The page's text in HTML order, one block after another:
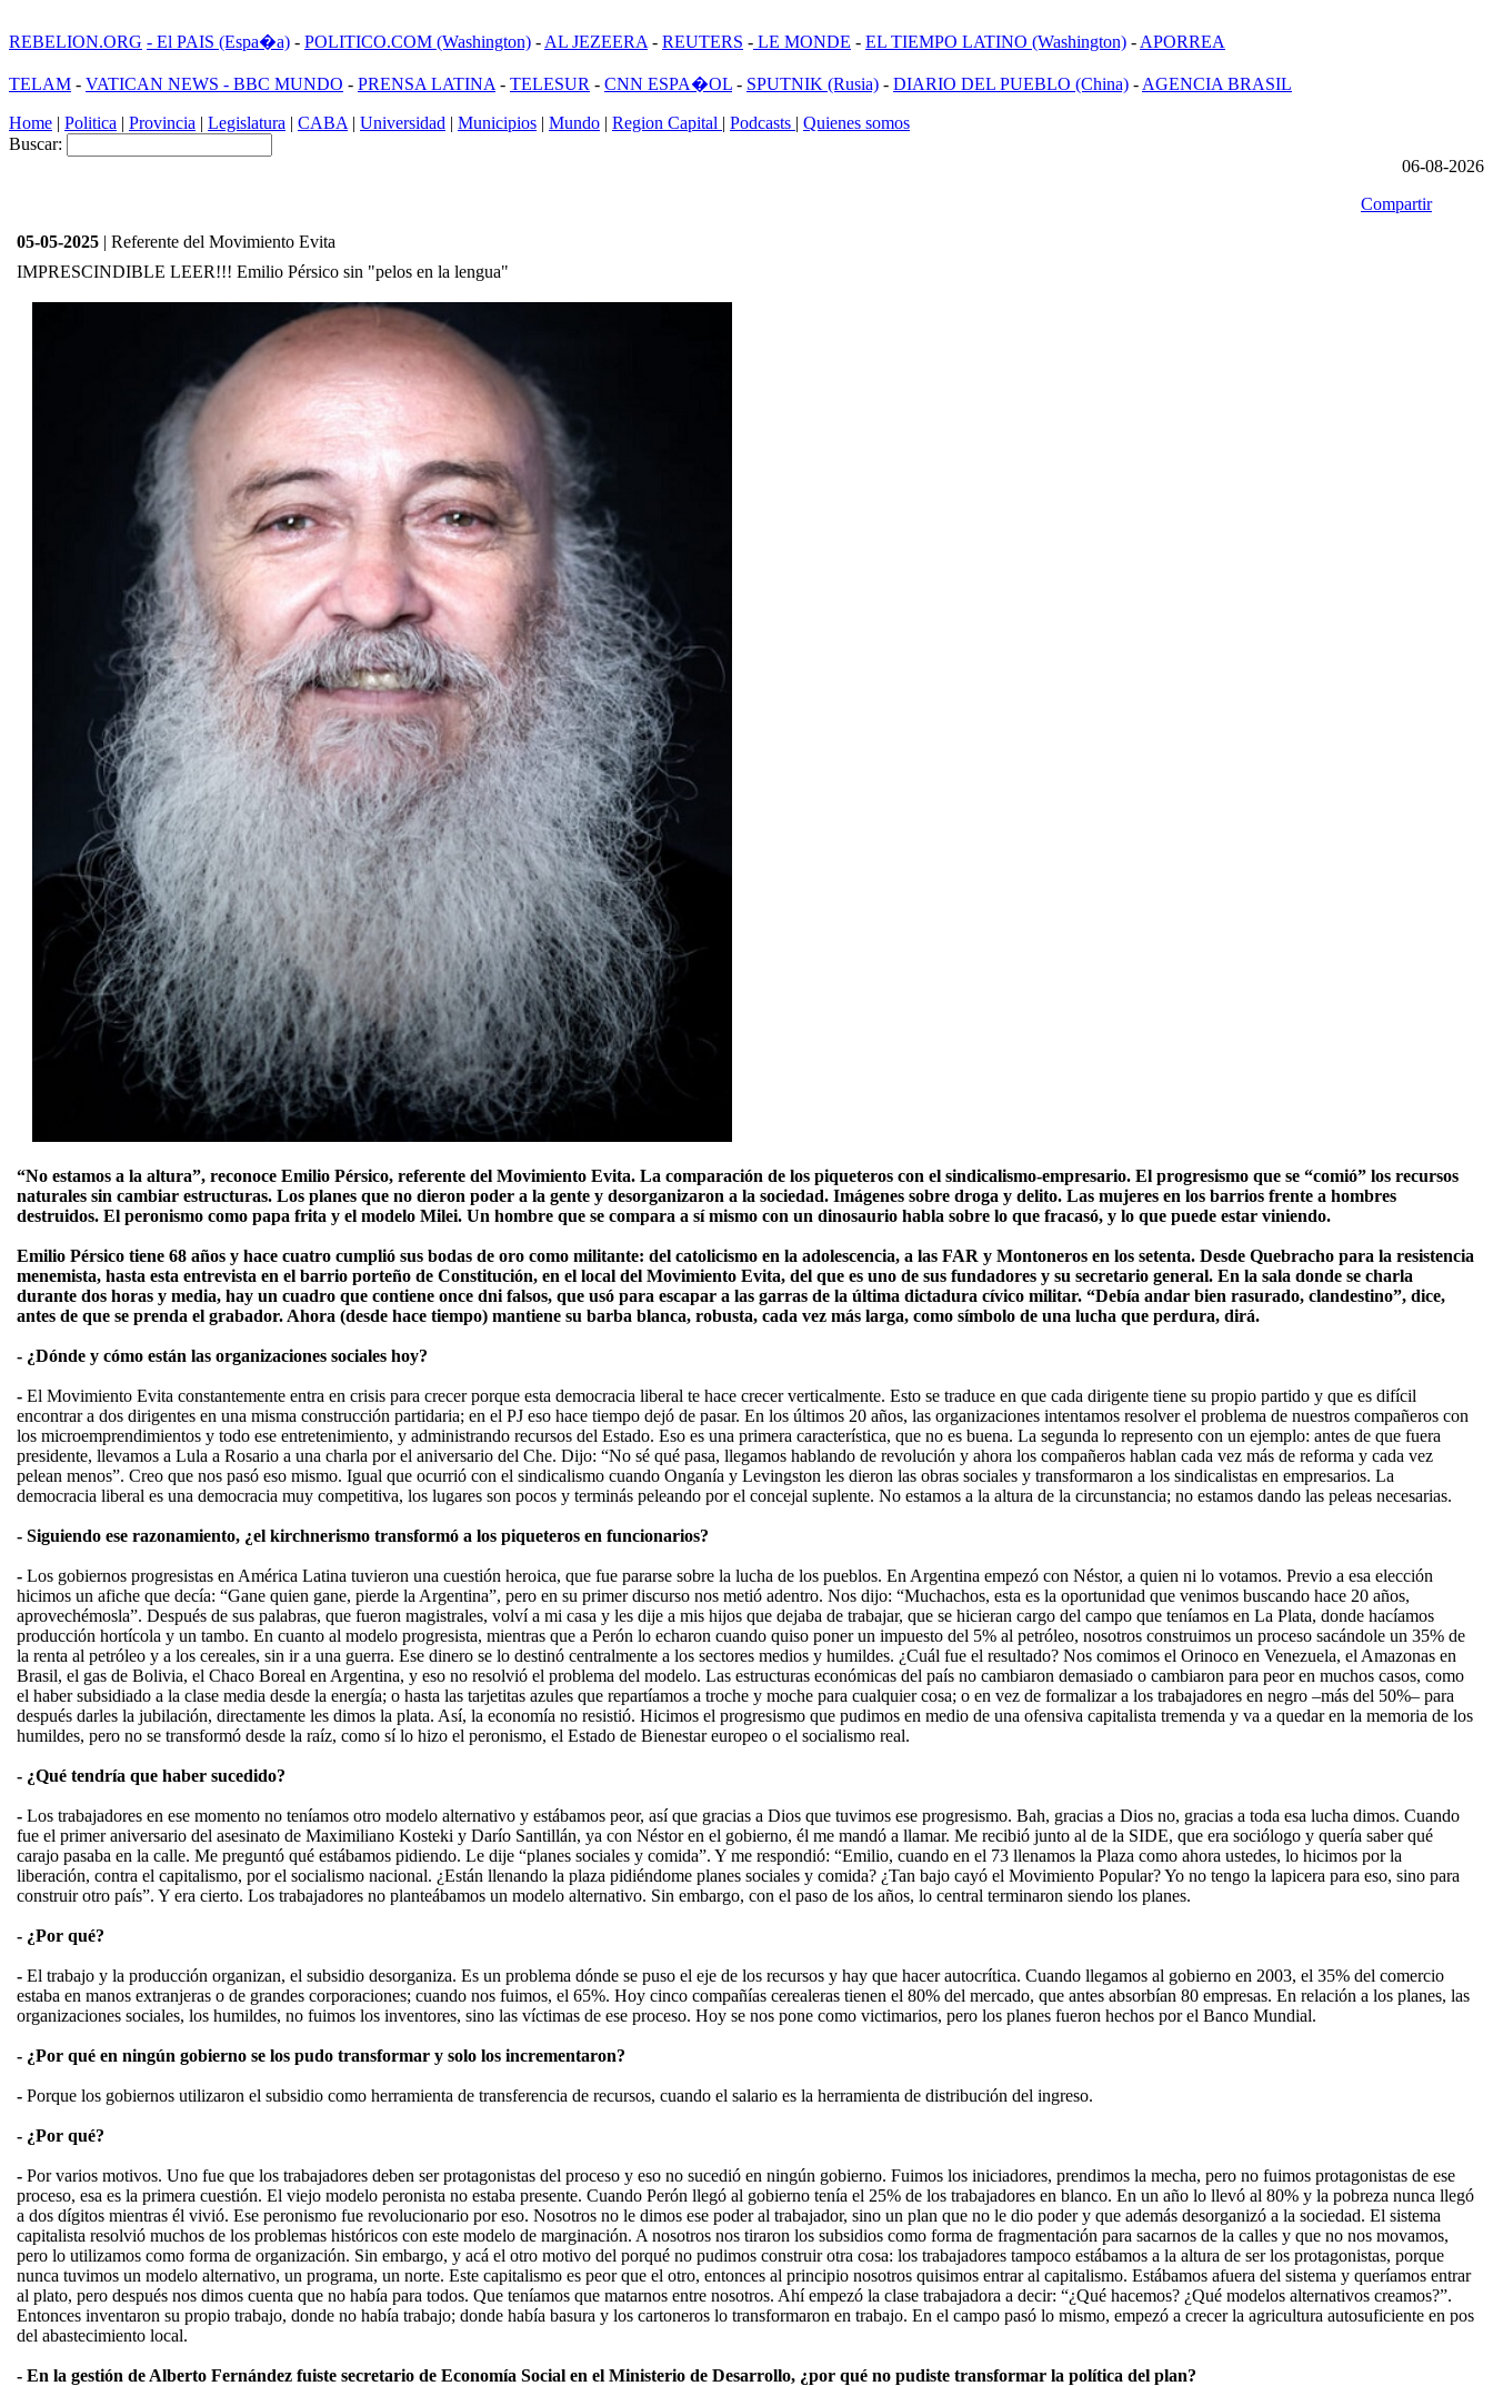
REBELION.ORG - El PAIS (Espa�a) - POLITICO.COM (Washington) - AL JEZEERA - REUTERS - LE MONDE - EL TIEMPO LATINO (Washington) - APORREA
TELAM - VATICAN NEWS - BBC MUNDO - PRENSA LATINA - TELESUR - CNN ESPA�OL - SPUTNIK (Rusia) - DIARIO DEL PUEBLO (China) - AGENCIA BRASIL
Home | Politica | Provincia | Legislatura | CABA | Universidad | Municipios | Mundo | Region Capital | Podcasts | Quienes somos
Buscar:
06-08-2026
Compartir
05-05-2025 | Referente del Movimiento Evita
IMPRESCINDIBLE LEER!!! Emilio Pérsico sin "pelos en la lengua"
“No estamos a la altura”, reconoce Emilio Pérsico, referente del Movimiento Evita. La comparación de los piqueteros con el sindicalismo-empresario. El progresismo que se “comió” los recursos
naturales sin cambiar estructuras. Los planes que no dieron poder a la gente y desorganizaron a la sociedad. Imágenes sobre droga y delito. Las mujeres en los barrios frente a hombres
destruidos. El peronismo como papa frita y el modelo Milei. Un hombre que se compara a sí mismo con un dinosaurio habla sobre lo que fracasó, y lo que puede estar viniendo.
Emilio Pérsico tiene 68 años y hace cuatro cumplió sus bodas de oro como militante: del catolicismo en la adolescencia, a las FAR y Montoneros en los setenta. Desde Quebracho para la resistencia
menemista, hasta esta entrevista en el barrio porteño de Constitución, en el local del Movimiento Evita, del que es uno de sus fundadores y su secretario general. En la sala donde se charla
durante dos horas y media, hay un cuadro que contiene once dni falsos, que usó para escapar a las garras de la última dictadura cívico militar. “Debía andar bien rasurado, clandestino”, dice,
antes de que se prenda el grabador. Ahora (desde hace tiempo) mantiene su barba blanca, robusta, cada vez más larga, como símbolo de una lucha que perdura, dirá.
- ¿Dónde y cómo están las organizaciones sociales hoy?
- El Movimiento Evita constantemente entra en crisis para crecer porque esta democracia liberal te hace crecer verticalmente. Esto se traduce en que cada dirigente tiene su propio partido y que es difícil
encontrar a dos dirigentes en una misma construcción partidaria; en el PJ eso hace tiempo dejó de pasar. En los últimos 20 años, las organizaciones intentamos resolver el problema de nuestros compañeros con
los microemprendimientos y todo ese entretenimiento, y administrando recursos del Estado. Eso es una primera característica, que no es buena. La segunda lo represento con un ejemplo: antes de que fuera
presidente, llevamos a Lula a Rosario a una charla por el aniversario del Che. Dijo: “No sé qué pasa, llegamos hablando de revolución y ahora los compañeros hablan cada vez más de reforma y cada vez
pelean menos”. Creo que nos pasó eso mismo. Igual que ocurrió con el sindicalismo cuando Onganía y Levingston les dieron las obras sociales y transformaron a los sindicalistas en empresarios. La
democracia liberal es una democracia muy competitiva, los lugares son pocos y terminás peleando por el concejal suplente. No estamos a la altura de la circunstancia; no estamos dando las peleas necesarias.
- Siguiendo ese razonamiento, ¿el kirchnerismo transformó a los piqueteros en funcionarios?
- Los gobiernos progresistas en América Latina tuvieron una cuestión heroica, que fue pararse sobre la lucha de los pueblos. En Argentina empezó con Néstor, a quien ni lo votamos. Previo a esa elección
hicimos un afiche que decía: “Gane quien gane, pierde la Argentina”, pero en su primer discurso nos metió adentro. Nos dijo: “Muchachos, esta es la oportunidad que venimos buscando hace 20 años,
aprovechémosla”. Después de sus palabras, que fueron magistrales, volví a mi casa y les dije a mis hijos que dejaba de trabajar, que se hicieran cargo del campo que teníamos en La Plata, donde hacíamos
producción hortícola y un tambo. En cuanto al modelo progresista, mientras que a Perón lo echaron cuando quiso poner un impuesto del 5% al petróleo, nosotros construimos un proceso sacándole un 35% de
la renta al petróleo y a los cereales, sin ir a una guerra. Ese dinero se lo destinó centralmente a los sectores medios y humildes. ¿Cuál fue el resultado? Nos comimos el Orinoco en Venezuela, el Amazonas en
Brasil, el gas de Bolivia, el Chaco Boreal en Argentina, y eso no resolvió el problema del modelo. Las estructuras económicas del país no cambiaron demasiado o cambiaron para peor en muchos casos, como
el haber subsidiado a la clase media desde la energía; o hasta las tarjetitas azules que repartíamos a troche y moche para cualquier cosa; o en vez de formalizar a los trabajadores en negro –más del 50%– para
después darles la jubilación, directamente les dimos la plata. Así, la economía no resistió. Hicimos el progresismo que pudimos en medio de una ofensiva capitalista tremenda y va a quedar en la memoria de los
humildes, pero no se transformó desde la raíz, como sí lo hizo el peronismo, el Estado de Bienestar europeo o el socialismo real.
- ¿Qué tendría que haber sucedido?
- Los trabajadores en ese momento no teníamos otro modelo alternativo y estábamos peor, así que gracias a Dios que tuvimos ese progresismo. Bah, gracias a Dios no, gracias a toda esa lucha dimos. Cuando
fue el primer aniversario del asesinato de Maximiliano Kosteki y Darío Santillán, ya con Néstor en el gobierno, él me mandó a llamar. Me recibió junto al de la SIDE, que era sociólogo y quería saber qué
carajo pasaba en la calle. Me preguntó qué estábamos pidiendo. Le dije “planes sociales y comida”. Y me respondió: “Emilio, cuando en el 73 llenamos la Plaza como ahora ustedes, lo hicimos por la
liberación, contra el capitalismo, por el socialismo nacional. ¿Están llenando la plaza pidiéndome planes sociales y comida? ¿Tan bajo cayó el Movimiento Popular? Yo no tengo la lapicera para eso, sino para
construir otro país”. Y era cierto. Los trabajadores no planteábamos un modelo alternativo. Sin embargo, con el paso de los años, lo central terminaron siendo los planes.
- ¿Por qué?
- El trabajo y la producción organizan, el subsidio desorganiza. Es un problema dónde se puso el eje de los recursos y hay que hacer autocrítica. Cuando llegamos al gobierno en 2003, el 35% del comercio
estaba en manos extranjeras o de grandes corporaciones; cuando nos fuimos, el 65%. Hoy cinco compañías cerealeras tienen el 80% del mercado, que antes absorbían 80 empresas. En relación a los planes, las
organizaciones sociales, los humildes, no fuimos los inventores, sino las víctimas de ese proceso. Hoy se nos pone como victimarios, pero los planes fueron hechos por el Banco Mundial.
- ¿Por qué en ningún gobierno se los pudo transformar y solo los incrementaron?
- Porque los gobiernos utilizaron el subsidio como herramienta de transferencia de recursos, cuando el salario es la herramienta de distribución del ingreso.
- ¿Por qué?
- Por varios motivos. Uno fue que los trabajadores deben ser protagonistas del proceso y eso no sucedió en ningún gobierno. Fuimos los iniciadores, prendimos la mecha, pero no fuimos protagonistas de ese
proceso, esa es la primera cuestión. El viejo modelo peronista no estaba presente. Cuando Perón llegó al gobierno tenía el 25% de los trabajadores en blanco. En un año lo llevó al 80% y la pobreza nunca llegó
a dos dígitos mientras él vivió. Ese peronismo fue revolucionario por eso. Nosotros no le dimos ese poder al trabajador, sino un plan que no le dio poder y que además desorganizó a la sociedad. El sistema
capitalista resolvió muchos de los problemas históricos con este modelo de marginación. A nosotros nos tiraron los subsidios como forma de fragmentación para sacarnos de la calles y que no nos movamos,
pero lo utilizamos como forma de organización. Sin embargo, y acá el otro motivo del porqué no pudimos construir otra cosa: los trabajadores tampoco estábamos a la altura de ser los protagonistas, porque
nunca tuvimos un modelo alternativo, un programa, un norte. Este capitalismo es peor que el otro, entonces al principio nosotros quisimos entrar al capitalismo. Estábamos afuera del sistema y queríamos entrar
al plato, pero después nos dimos cuenta que no había para todos. Que teníamos que matarnos entre nosotros. Ahí empezó la clase trabajadora a decir: “¿Qué hacemos? ¿Qué modelos alternativos creamos?”.
Entonces inventaron su propio trabajo, donde no había trabajo; donde había basura y los cartoneros lo transformaron en trabajo. En el campo pasó lo mismo, empezó a crecer la agricultura autosuficiente en pos
del abastecimiento local.
- En la gestión de Alberto Fernández fuiste secretario de Economía Social en el Ministerio de Desarrollo, ¿por qué no pudiste transformar la política del plan?